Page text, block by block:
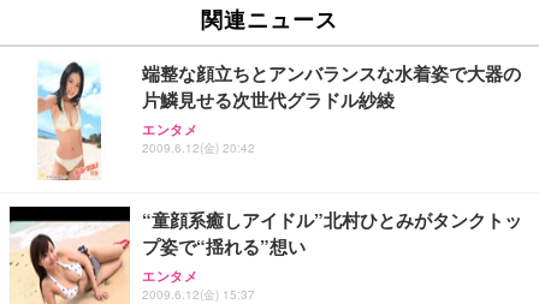
能 人間工学 椅子 腰サポート 90度跳ね上げ式アーム
レスト 3Dヘッドレスト ハンガー付き 高反発クッシ
務用 おしゃれ パソコンチェア (ホワイト)
￥7,680
ANDWINT オフィスチェア デスクチェア 肘なし メ
ッシュ 通気性 ランバーサポート付き 腰サポート ガ
ス圧無段階昇降 360度回転 キャスター付き コンパク
ort/VGA スピーカー内蔵 高さ調整 スイベル VESA対
応 ComfortView ビジネス向け
￥15,800
【MiniLED/24.5inch/280Hz/FHD】GRAPHT THE S
HOOTER Gaming Monitor 24” Essential ゲーミン
グモニター QD 24.5インチ 1ms FHD 量子ドット 残
超厚型 お徳用 ワイド 100枚入 (x 1) (ケース販売)
￥3,670
アイリスオーヤマ ペットシーツ 超厚型 お徳用 レギ
ュラー 200枚入【Amazon.co.jp限定】
関連ニュース
端整な顔立ちとアンバランスな水着姿で大器の
片鱗見せる次世代グラドル紗綾
エンタメ
2009.6.12(金) 20:42
“童顔系癒しアイドル”北村ひとみがタンクトッ
プ姿で“揺れる”想い
エンタメ
2009.6.12(金) 15:37